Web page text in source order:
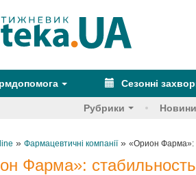
Сезонні
Рубрики Новини
» Фармацевтичні компанії» «Орион Фарма»:
Фарма»: